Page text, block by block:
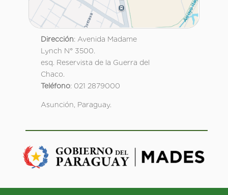
Dirección: Avenida Madame
Lynch N° 3500.
esq. Reservista de la Guerra del
Chaco.
Teléfono: 021 2879000
Asunción, Paraguay.